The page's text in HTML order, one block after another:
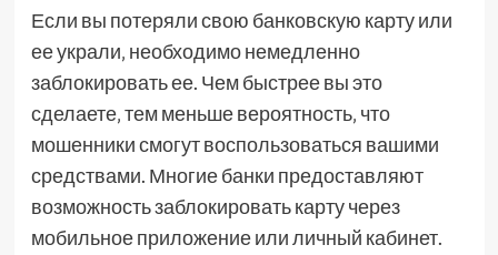
Если вы потеряли свою банковскую карту или
ее украли‚ необходимо немедленно
заблокировать ее. Чем быстрее вы это
сделаете‚ тем меньше вероятность‚ что
мошенники смогут воспользоваться вашими
средствами. Многие банки предоставляют
возможность заблокировать карту через
мобильное приложение или личный кабинет.